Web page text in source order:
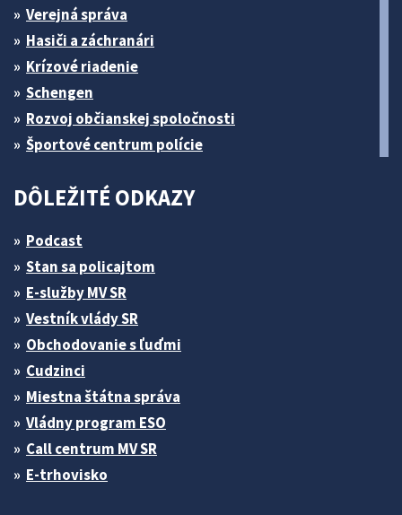
Verejná správa
Hasiči a záchranári
Krízové riadenie
Schengen
Rozvoj občianskej spoločnosti
Športové centrum polície
DÔLEŽITÉ ODKAZY
Podcast
Stan sa policajtom
E-služby MV SR
Vestník vlády SR
Obchodovanie s ľuďmi
Cudzinci
Miestna štátna správa
Vládny program ESO
Call centrum MV SR
E-trhovisko